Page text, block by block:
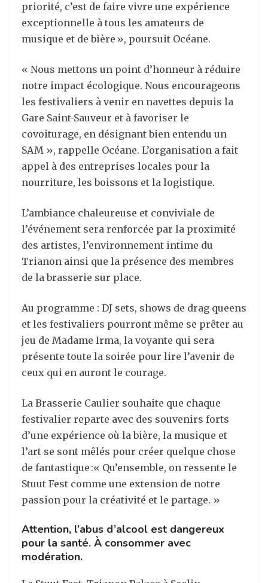
priorité, c’est de faire vivre une expérience
exceptionnelle à tous les amateurs de
musique et de bière », poursuit Océane.
« Nous mettons un point d’honneur à réduire
notre impact écologique. Nous encourageons
les festivaliers à venir en navettes depuis la
Gare Saint-Sauveur et à favoriser le
covoiturage, en désignant bien entendu un
SAM », rappelle Océane. L’organisation a fait
appel à des entreprises locales pour la
nourriture, les boissons et la logistique.
L’ambiance chaleureuse et conviviale de
l’événement sera renforcée par la proximité
des artistes, l’environnement intime du
Trianon ainsi que la présence des membres
de la brasserie sur place.
Au programme : DJ sets, shows de drag queens
et les festivaliers pourront même se prêter au
jeu de Madame Irma, la voyante qui sera
présente toute la soirée pour lire l’avenir de
ceux qui en auront le courage.
La Brasserie Caulier souhaite que chaque
festivalier reparte avec des souvenirs forts
d’une expérience où la bière, la musique et
l’art se sont mêlés pour créer quelque chose
de fantastique :« Qu’ensemble, on ressente le
Stuut Fest comme une extension de notre
passion pour la créativité et le partage. »
Attention, l’abus d’alcool est dangereux
pour la santé. À consommer avec
modération.